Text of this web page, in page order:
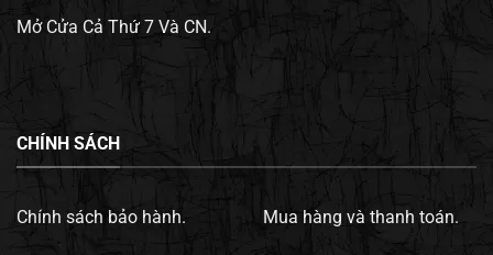
Mở Cửa Cả Thứ 7 Và CN.
CHÍNH SÁCH
Chính sách bảo hành. Mua hàng và thanh toán.